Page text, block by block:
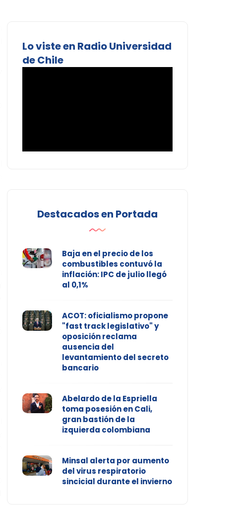
Lo viste en Radio Universidad
de Chile
Destacados en Portada
Baja en el precio de los
combustibles contuvó la
inflación: IPC de julio llegó
al 0,1%
ACOT: oficialismo propone
"fast track legislativo" y
oposición reclama
ausencia del
levantamiento del secreto
bancario
Abelardo de la Espriella
toma posesión en Cali,
gran bastión de la
izquierda colombiana
Minsal alerta por aumento
del virus respiratorio
sincicial durante el invierno